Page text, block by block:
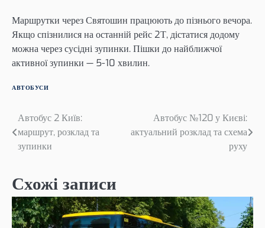
Маршрутки через Святошин працюють до пізнього вечора.
Якщо спізнилися на останній рейс 2Т, дістатися додому
можна через сусідні зупинки. Пішки до найближчої
активної зупинки — 5-10 хвилин.
АВТОБУСИ
Навігація
записів
Автобус 2 Київ:
маршрут, розклад та
зупинки
Автобус №120 у Києві:
актуальний розклад та схема
руху
Схожі записи